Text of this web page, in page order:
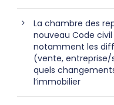
La chambre des
nouveau Code
notamment les
(vente, entreprise/
quels
l’immobilier